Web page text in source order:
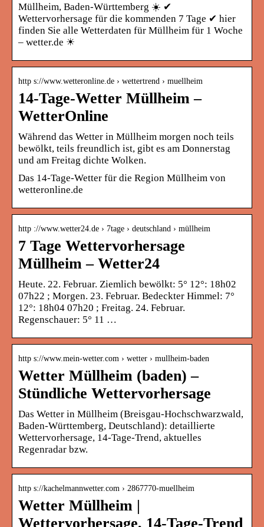
Müllheim, Baden-Württemberg ☀️ ✔
Wettervorhersage für die kommenden 7 Tage ✔ hier
finden Sie alle Wetterdaten für Müllheim für 1 Woche
– wetter.de ☀
http s://www.wetteronline.de › wettertrend › muellheim
14-Tage-Wetter Müllheim –
WetterOnline
Während das Wetter in Müllheim morgen noch teils
bewölkt, teils freundlich ist, gibt es am Donnerstag
und am Freitag dichte Wolken.
Das 14-Tage-Wetter für die Region Müllheim von
wetteronline.de
http ://www.wetter24.de › 7tage › deutschland › müllheim
7 Tage Wettervorhersage
Müllheim – Wetter24
Heute. 22. Februar. Ziemlich bewölkt: 5° 12°: 18h02
07h22 ; Morgen. 23. Februar. Bedeckter Himmel: 7°
12°: 18h04 07h20 ; Freitag. 24. Februar.
Regenschauer: 5° 11 …
http s://www.mein-wetter.com › wetter › mullheim-baden
Wetter Müllheim (baden) –
Stündliche Wettervorhersage
Das Wetter in Müllheim (Breisgau-Hochschwarzwald,
Baden-Württemberg, Deutschland): detaillierte
Wettervorhersage, 14-Tage-Trend, aktuelles
Regenradar bzw.
http s://kachelmannwetter.com › 2867770-muellheim
Wetter Müllheim |
Wettervorhersage, 14-Tage-Trend